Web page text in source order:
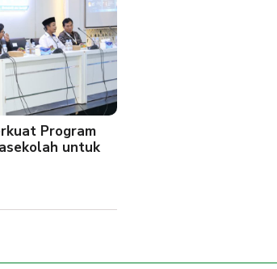
Program
untuk